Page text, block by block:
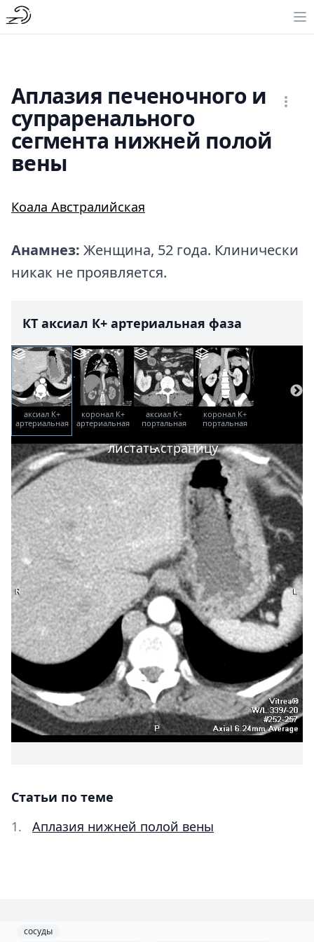
Аплазия печеночного и
супраренального
сегмента нижней полой
вены
Коала Австралийская
Анамнез: Женщина, 52 года. Клинически
никак не проявляется.
КТ аксиал К+ артериальная фаза
аксиал К+
артериальная
коронал К+
артериальная
аксиал К+
портальная
коронал К+
портальная
листать страницу
Статьи по теме
Аплазия нижней полой вены
сосуды